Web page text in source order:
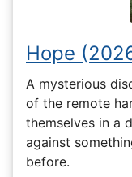
Hope
A mysterious
of the remote
themselves in a
against
before.